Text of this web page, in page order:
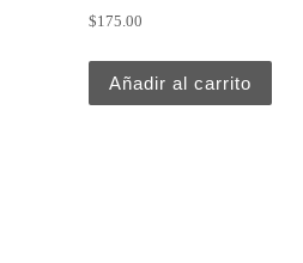
$175.00
Añadir al carrito